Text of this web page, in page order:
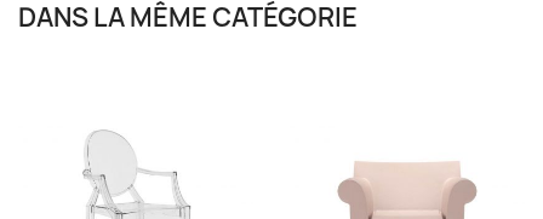
DANS LA MÊME CATÉGORIE